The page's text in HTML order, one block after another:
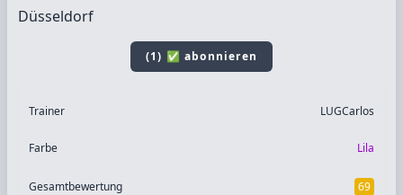
Düsseldorf
(1) ✅ abonnieren
Trainer LUGCarlos
Farbe Lila
Gesamtbewertung 69